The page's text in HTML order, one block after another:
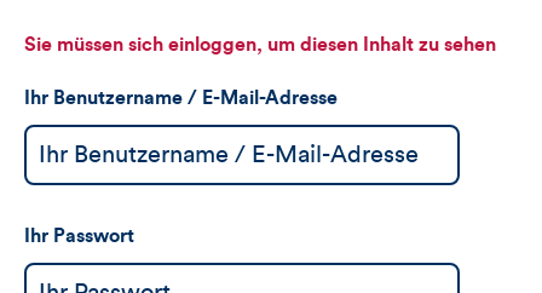
sehen
Sie müssen sich einloggen, um diesen Inhalt zu sehen
Ihr Benutzername / E-Mail-Adresse
Ihr Passwort